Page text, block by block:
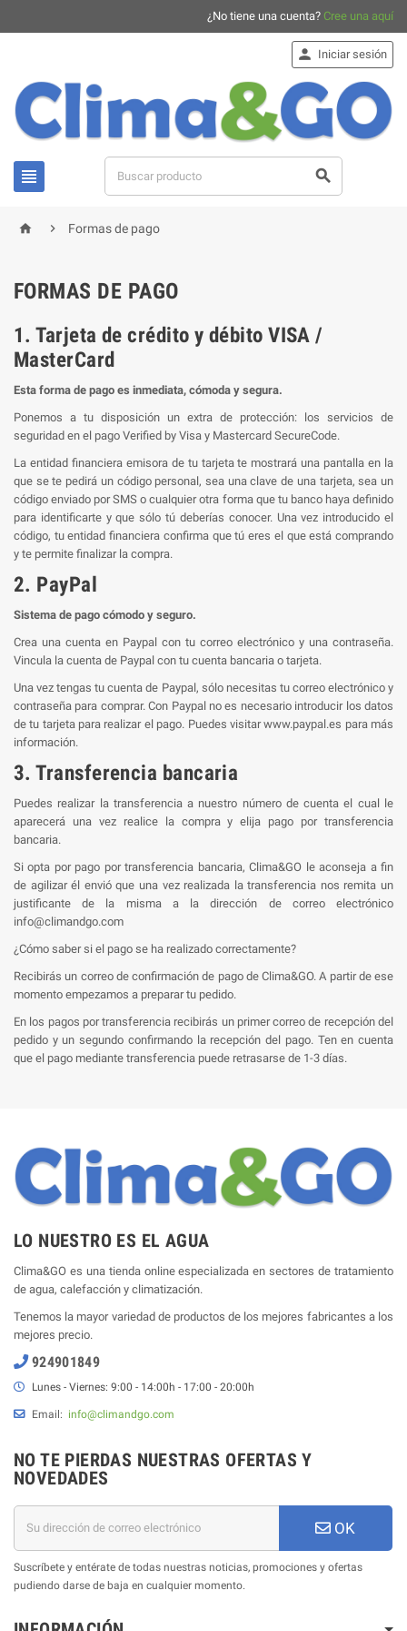
¿No tiene una cuenta? Cree una aquí
 
 Iniciar sesión
  Formas de pago
FORMAS DE PAGO
1. Tarjeta de crédito y débito VISA /
MasterCard
Esta forma de pago es inmediata, cómoda y segura.
Ponemos a tu disposición un extra de protección: los servicios de
seguridad en el pago Verified by Visa y Mastercard SecureCode.
La entidad financiera emisora de tu tarjeta te mostrará una pantalla en la
que se te pedirá un código personal, sea una clave de una tarjeta, sea un
código enviado por SMS o cualquier otra forma que tu banco haya definido
para identificarte y que sólo tú deberías conocer. Una vez introducido el
código, tu entidad financiera confirma que tú eres el que está comprando
y te permite finalizar la compra.
2. PayPal
Sistema de pago cómodo y seguro.
Crea una cuenta en Paypal con tu correo electrónico y una contraseña.
Vincula la cuenta de Paypal con tu cuenta bancaria o tarjeta.
Una vez tengas tu cuenta de Paypal, sólo necesitas tu correo electrónico y
contraseña para comprar. Con Paypal no es necesario introducir los datos
de tu tarjeta para realizar el pago. Puedes visitar www.paypal.es para más
información.
3. Transferencia bancaria
Puedes realizar la transferencia a nuestro número de cuenta el cual le
aparecerá una vez realice la compra y elija pago por transferencia
bancaria.
Si opta por pago por transferencia bancaria, Clima&GO le aconseja a fin
de agilizar él envió que una vez realizada la transferencia nos remita un
justificante de la misma a la dirección de correo electrónico
info@climandgo.com
¿Cómo saber si el pago se ha realizado correctamente?
Recibirás un correo de confirmación de pago de Clima&GO. A partir de ese
momento empezamos a preparar tu pedido.
En los pagos por transferencia recibirás un primer correo de recepción del
pedido y un segundo confirmando la recepción del pago. Ten en cuenta
que el pago mediante transferencia puede retrasarse de 1-3 días.
LO NUESTRO ES EL AGUA
Clima&GO es una tienda online especializada en sectores de tratamiento
de agua, calefacción y climatización.
Tenemos la mayor variedad de productos de los mejores fabricantes a los
mejores precio.
924901849
Lunes - Viernes: 9:00 - 14:00h - 17:00 - 20:00h
Email: info@climandgo.com
NO TE PIERDAS NUESTRAS OFERTAS Y
NOVEDADES
OK
Suscríbete y entérate de todas nuestras noticias, promociones y ofertas
pudiendo darse de baja en cualquier momento.